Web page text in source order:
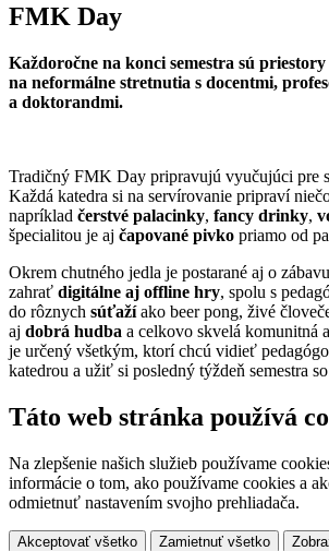
FMK Day
Každoročne na konci semestra sú
na neformálne stretnutia s docentmi,
a doktorandmi.
Tradičný FMK Day pripravujú vyučujúci pre
Každá katedra si na servírovanie pripraví
napríklad čerstvé palacinky, fancy drinky,
špecialitou je aj čapované pivko priamo od
Okrem chutného jedla je postarané aj o
zahrať digitálne aj offline hry, spolu s
do rôznych súťažíako beer pong, živé
aj dobrá hudba a celkovo skvelá komunitná
je určený všetkým, ktorí chcú vidieť
katedrou a užiť si posledný týždeň semestra
Táto web stránka používá
Na zlepšenie našich služieb používame
informácie o tom, ako používame cookies a
odmietnuť nastavením svojho prehliadača.
Akceptovať všetko Zamietnuť všetko